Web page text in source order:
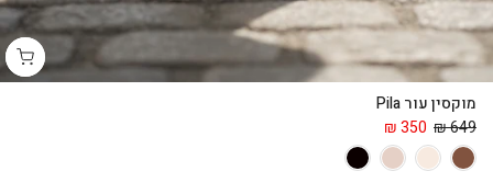
מוקסין עור Pila
649 ₪
350 ₪